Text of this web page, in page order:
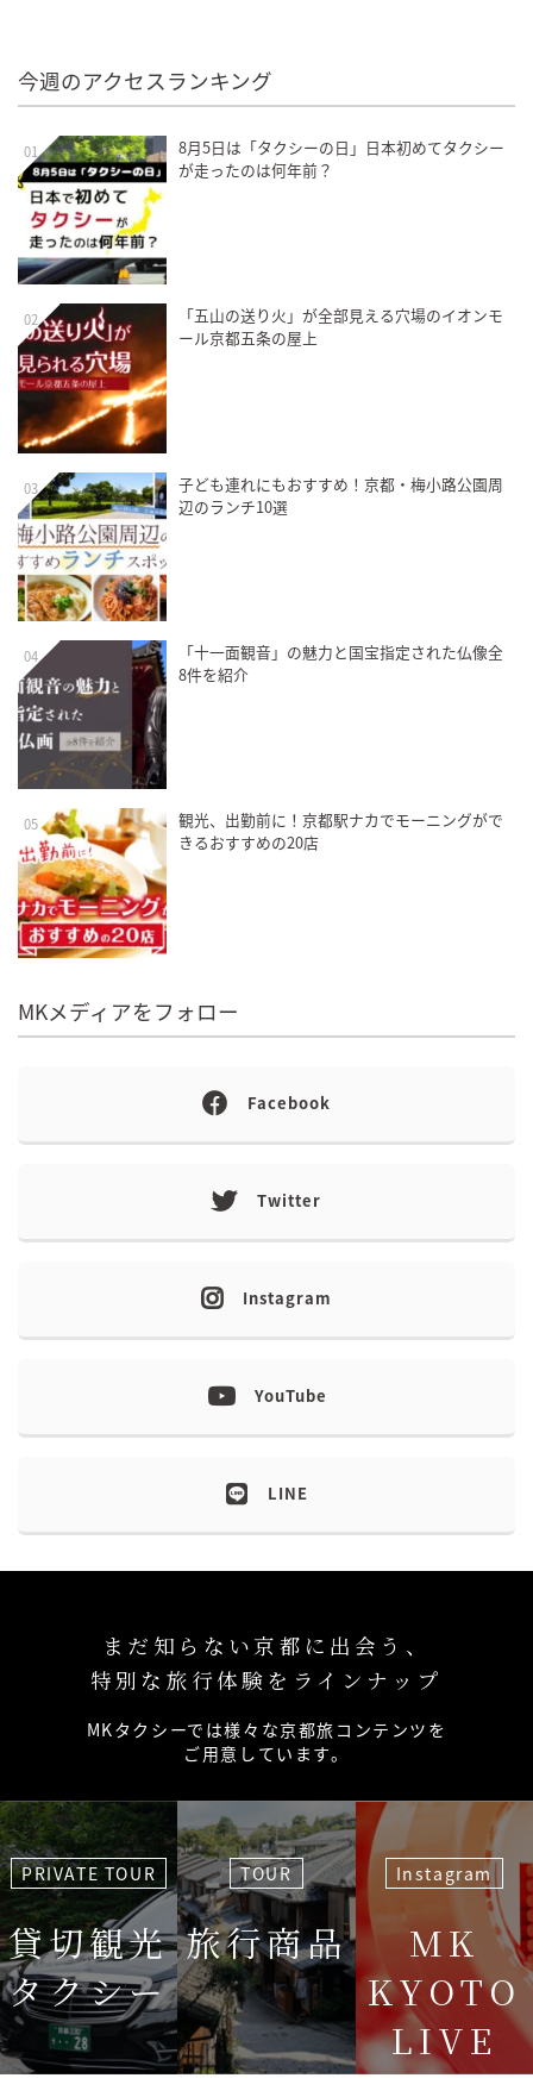
今週のアクセスランキング
01
8月5日は「タクシーの日」日本初めてタクシー
が走ったのは何年前？
02
「五山の送り火」が全部見える穴場のイオンモ
ール京都五条の屋上
03
子ども連れにもおすすめ！京都・梅小路公園周
辺のランチ10選
04
「十一面観音」の魅力と国宝指定された仏像全
8件を紹介
05
観光、出勤前に！京都駅ナカでモーニングがで
きるおすすめの20店
MKメディアをフォロー
Facebook
Twitter
Instagram
YouTube
LINE
まだ知らない京都に出会う、
特別な旅行体験をラインナップ
MKタクシーでは様々な京都旅コンテンツを
ご用意しています。
PRIVATE TOUR
貸切観光
タクシー
TOUR
旅行商品
Instagram
MK
KYOTO
LIVE